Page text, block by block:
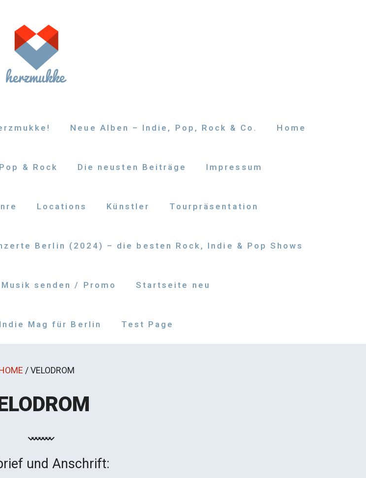
Neue Alben – Indie, Pop, Rock & Co. Home
& Rock Die neusten Beiträge Impressum
Locations Künstler Tourpräsentation
Berlin (2024) – die besten Rock, Indie & Pop Shows
senden / Promo Startseite neu
Mag für Berlin Test Page
/VELODROM
und Anschrift: